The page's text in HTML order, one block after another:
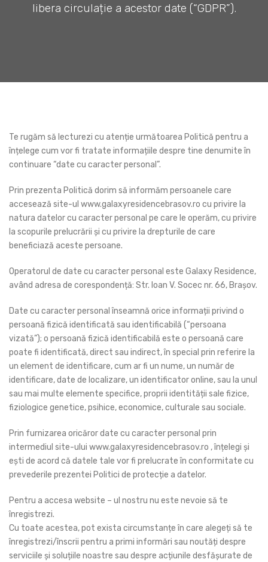
libera circulație a acestor date (“GDPR”).
Te rugăm să lecturezi cu atenție următoarea Politică pentru a
înțelege cum vor fi tratate informațiile despre tine denumite în
continuare “date cu caracter personal”.
Prin prezenta Politică dorim să informăm persoanele care
accesează site-ul www.galaxyresidencebrasov.ro cu privire la
natura datelor cu caracter personal pe care le operăm, cu privire
la scopurile prelucrării și cu privire la drepturile de care
beneficiază aceste persoane.
Operatorul de date cu caracter personal este Galaxy Residence,
având adresa de corespondență: Str. Ioan V. Socec nr. 66, Brașov.
Date cu caracter personal înseamnă orice informații privind o
persoană fizică identificată sau identificabilă (“persoana
vizată”); o persoană fizică identificabilă este o persoană care
poate fi identificată, direct sau indirect, în special prin referire la
un element de identificare, cum ar fi un nume, un număr de
identificare, date de localizare, un identificator online, sau la unul
sau mai multe elemente specifice, proprii identității sale fizice,
fiziologice genetice, psihice, economice, culturale sau sociale.
Prin furnizarea oricăror date cu caracter personal prin
intermediul site-ului www.galaxyresidencebrasov.ro , înțelegi și
ești de acord că datele tale vor fi prelucrate în conformitate cu
prevederile prezentei Politici de protecție a datelor.
Pentru a accesa website – ul nostru nu este nevoie să te
înregistrezi.
Cu toate acestea, pot exista circumstanțe în care alegeți să te
înregistrezi/înscrii pentru a primi informări sau noutăți despre
serviciile și soluțiile noastre sau despre acțiunile desfășurate de